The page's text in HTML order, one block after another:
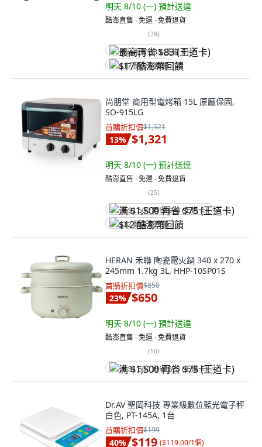
明天 8/10 (一) 預計送達
酷澎直售 ∙ 免運 ∙ 免費退貨
(28)
最高再省 $83 (王道卡)
$17 酷澎幣回饋
尚朋堂 商用型電烤箱 15L 原廠保固,
SO-915LG
首購折扣價$1,521
13% $1,321
明天 8/10 (一) 預計送達
酷澎直售 ∙ 免運 ∙ 免費退貨
(25)
满 $1,500 再省 $75 (王道卡)
$12 酷澎幣回饋
HERAN 禾聯 陶瓷電火鍋 340 x 270 x
245mm 1.7kg 3L, HHP-10SP01S
首購折扣價$850
23% $650
明天 8/10 (一) 預計送達
酷澎直售 ∙ 免運 ∙ 免費退貨
(16)
满 $1,500 再省 $75 (王道卡)
Dr.AV 聖岡科技 專業級數位藍光電子秤
白色, PT-145A, 1台
首購折扣價$199
40% $119 ($119.00/1個)